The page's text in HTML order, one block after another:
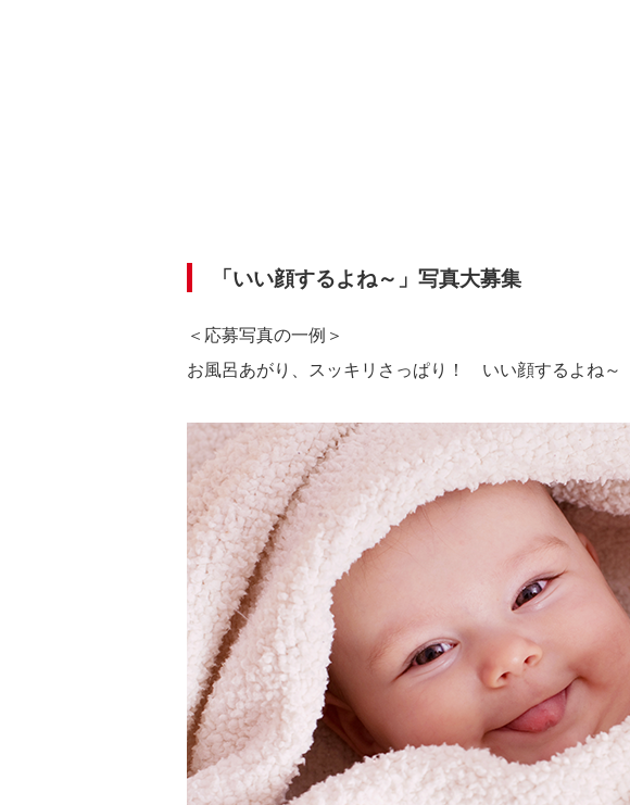
「いい顔するよね～」写真大募集
＜応募写真の一例＞
お風呂あがり、スッキリさっぱり！ いい顔するよね～